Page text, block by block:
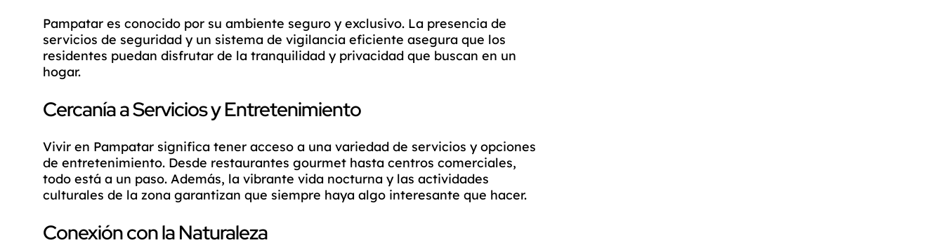
Pampatar es conocido por su ambiente seguro y exclusivo. La presencia de
servicios de seguridad y un sistema de vigilancia eficiente asegura que los
residentes puedan disfrutar de la tranquilidad y privacidad que buscan en un
hogar.
Cercanía a Servicios y Entretenimiento
Vivir en Pampatar significa tener acceso a una variedad de servicios y opciones
de entretenimiento. Desde restaurantes gourmet hasta centros comerciales,
todo está a un paso. Además, la vibrante vida nocturna y las actividades
culturales de la zona garantizan que siempre haya algo interesante que hacer.
Conexión con la Naturaleza